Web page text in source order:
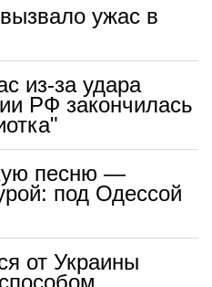
ужас в
из-за удара
РФ закончилась
песню —
под Одессой
от Украины